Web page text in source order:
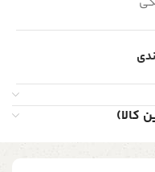
کالا)